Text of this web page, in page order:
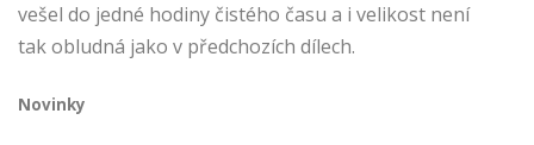
vešel do jedné hodiny čistého času a i velikost není
tak obludná jako v předchozích dílech.
Novinky